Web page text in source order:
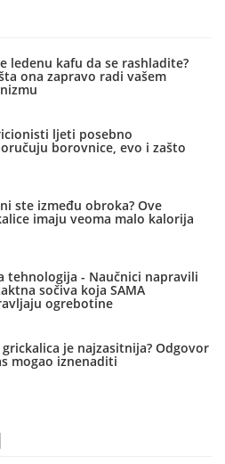
ledenu kafu da se rashladite?
ona zapravo radi vašem
ljeti posebno
borovnice, evo i zašto
ste između obroka? Ove
imaju veoma malo kalorija
tehnologija - Naučnici napravili
sočiva koja SAMA
ogrebotine
grickalica je najzasitnija? Odgovor
mogao iznenaditi